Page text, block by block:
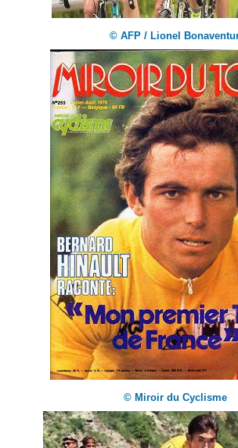
© AFP / Lionel
© Miroir du Cyclisme